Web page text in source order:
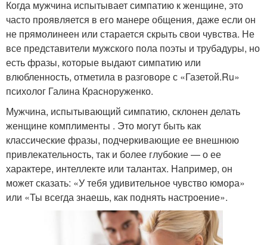
Когда мужчина испытывает симпатию к женщине, это
часто проявляется в его манере общения, даже если он
не прямолинеен или старается скрыть свои чувства. Не
все представители мужского пола поэты и трубадуры, но
есть фразы, которые выдают симпатию или
влюбленность, отметила в разговоре с «Газетой.Ru»
психолог Галина Красноруженко.
Мужчина, испытывающий симпатию, склонен делать
женщине комплименты . Это могут быть как
классические фразы, подчеркивающие ее внешнюю
привлекательность, так и более глубокие — о ее
характере, интеллекте или талантах. Например, он
может сказать: «У тебя удивительное чувство юмора»
или «Ты всегда знаешь, как поднять настроение».